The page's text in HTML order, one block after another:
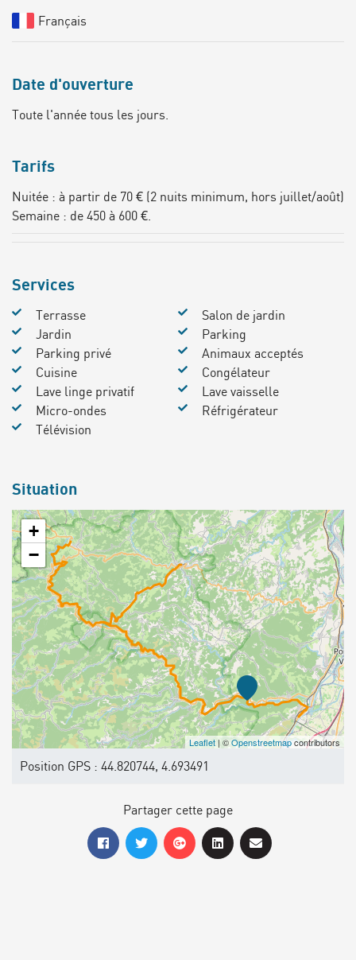
Français
Date d'ouverture
Toute l'année tous les jours.
Tarifs
Nuitée : à partir de 70 € (2 nuits minimum, hors juillet/août)
Semaine : de 450 à 600 €.
Services
Terrasse
Salon de jardin
Jardin
Parking
Parking privé
Animaux acceptés
Cuisine
Congélateur
Lave linge privatif
Lave vaisselle
Micro-ondes
Réfrigérateur
Télévision
Situation
+
−
Leaflet | ©Openstreetmapcontributors
Position GPS : 44.820744, 4.693491
Partager cette page